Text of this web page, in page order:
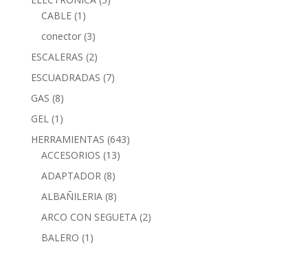
CABLE (1)
conector (3)
ESCALERAS (2)
ESCUADRADAS (7)
GAS (8)
GEL (1)
HERRAMIENTAS (643)
ACCESORIOS (13)
ADAPTADOR (8)
ALBAÑILERIA (8)
ARCO CON SEGUETA (2)
BALERO (1)